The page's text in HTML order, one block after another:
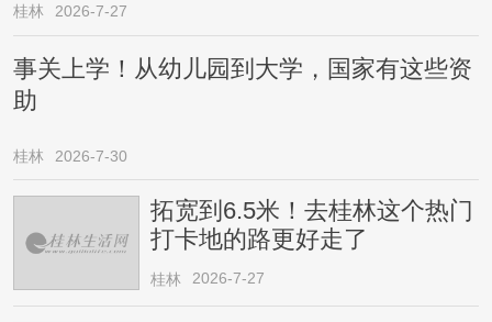
桂林 2026-7-27
事关上学！从幼儿园到大学，国家有这些资
助
桂林 2026-7-30
拓宽到6.5米！去桂林这个热门
打卡地的路更好走了
桂林 2026-7-27